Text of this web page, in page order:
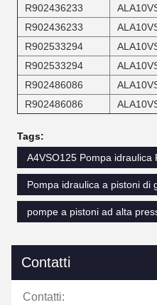
R902436233
R902436233
R902533294
R902533294
R902486086
R902486086
Tags:
A4VSO125 Pompa idraulica
Pompa idraulica a pistoni di
pompe a pistoni ad alta
Contatti
Contatti: